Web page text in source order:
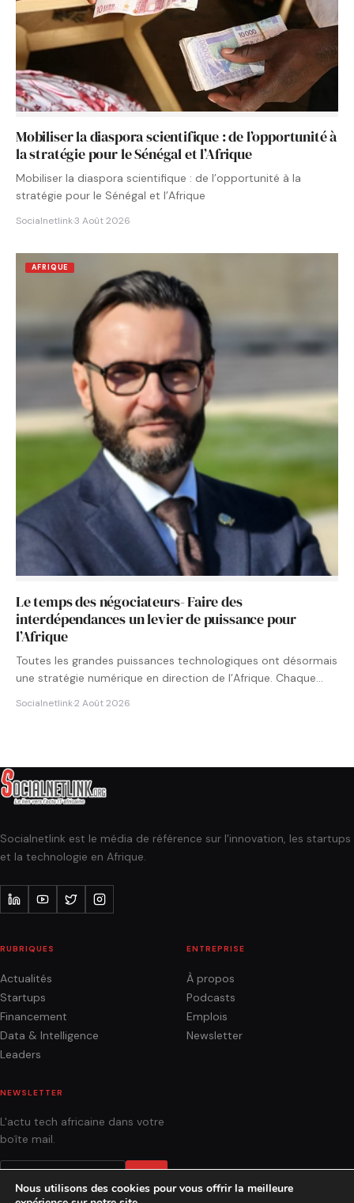
Mobiliser la diaspora scientifique : de l’opportunité à
la stratégie pour le Sénégal et l’Afrique
Mobiliser la diaspora scientifique : de l’opportunité à la
stratégie pour le Sénégal et l’Afrique
Socialnetlink·3 Août 2026
AFRIQUE
Le temps des négociateurs- Faire des
interdépendances un levier de puissance pour
l’Afrique
Toutes les grandes puissances technologiques ont désormais
une stratégie numérique en direction de l’Afrique. Chaque
Socialnetlink·2 Août 2026
Socialnetlink est le média de référence sur l'innovation, les startups
et la technologie en Afrique.
RUBRIQUES
Actualités
Startups
Financement
Data & Intelligence
Leaders
ENTREPRISE
À propos
Podcasts
Emplois
Newsletter
NEWSLETTER
L'actu tech africaine dans votre
boîte mail.
Nous utilisons des cookies pour vous offrir la meilleure